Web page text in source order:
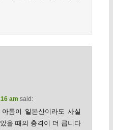
am said:
톰이 일본산이라도 사실
을 때의 충격이 더 큽니다